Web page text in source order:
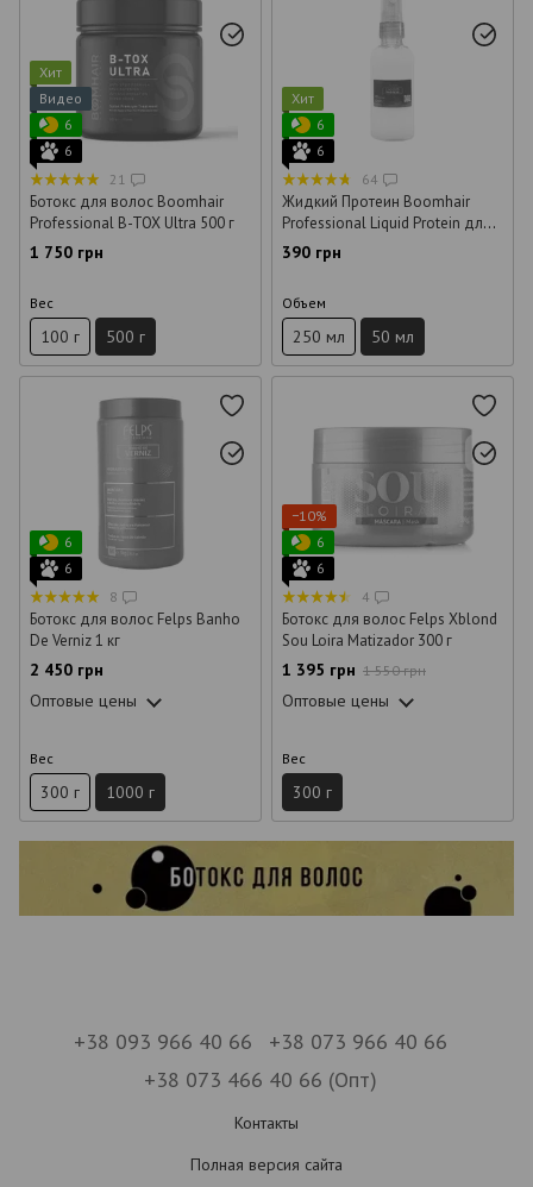
Хит
Видео
6
6
21
Ботокс для волос Boomhair
Professional B-TOX Ultra 500 г
1 750 грн
Вес
100 г 500 г
Хит
6
6
64
Жидкий Протеин Boomhair
Professional Liquid Protein для
волос 50 мл (розлив)
390 грн
Объем
250 мл 50 мл
6
6
8
Ботокс для волос Felps Banho
De Verniz 1 кг
2 450 грн
Оптовые цены
Вес
300 г 1000 г
−10%
6
6
4
Ботокс для волос Felps Xblond
Sou Loira Matizador 300 г
1 395 грн 1 550 грн
Оптовые цены
Вес
300 г
+38 093 966 40 66
+38 073 966 40 66
+38 073 466 40 66 (Опт)
Контакты
Полная версия сайта